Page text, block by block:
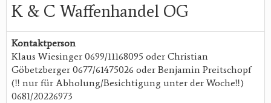
K & C Waffenhandel OG
Kontaktperson
Klaus Wiesinger 0699/11168095 oder Christian
Göbetzberger 0677/61475026 oder Benjamin Preitschopf
(!! nur für Abholung/Besichtigung unter der Woche!!)
0681/20226973